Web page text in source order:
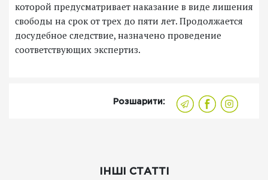
которой предусматривает наказание в виде лишения
свободы на срок от трех до пяти лет. Продолжается
досудебное следствие, назначено проведение
соответствующих экспертиз.
Розшарити:
ІНШІ СТАТТІ